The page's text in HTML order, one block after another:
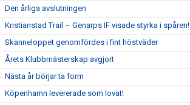
Den årliga avslutningen
Kristianstad Trail – Genarps IF visade styrka i spåren!
Skanneloppet genomfördes i fint höstväder
Årets Klubbmästerskap avgjort
Nästa år börjar ta form
Köpenhamn levererade som lovat!